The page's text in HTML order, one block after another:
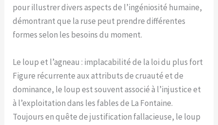
pour illustrer divers aspects de l’ingéniosité humaine,
démontrant que la ruse peut prendre différentes
formes selon les besoins du moment.
Le loup et l’agneau : implacabilité de la loi du plus fort
Figure récurrente aux attributs de cruauté et de
dominance, le loup est souvent associé à l’injustice et
à l’exploitation dans les fables de La Fontaine.
Toujours en quête de justification fallacieuse, le loup